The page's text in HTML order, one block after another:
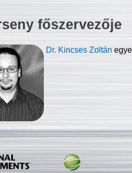
főszervezője
Dr. Kincses Zoltán